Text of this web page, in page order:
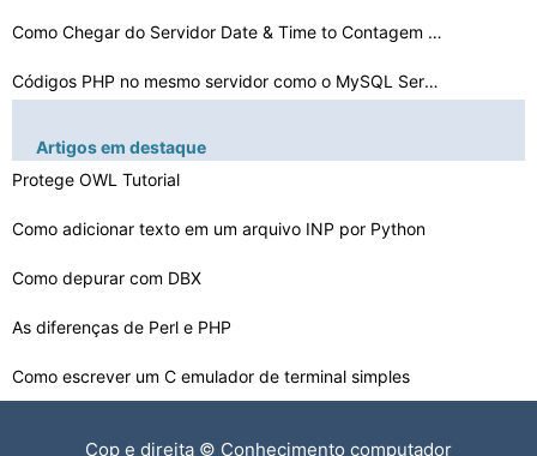
Como Chegar do Servidor Date & Time to Contagem regress…
Códigos PHP no mesmo servidor como o MySQL Server
Como bloquear subdomínios em PHP
Como depurar PHP Crashes
Como criptografar e Watermark um PHP PDF
PHP para remover Matriz Multi- Duplicatas
Artigos em destaque
Protege OWL Tutorial
Como adicionar texto em um arquivo INP por Python
Como depurar com DBX
As diferenças de Perl e PHP
Como escrever um C emulador de terminal simples
Cop e direita © Conhecimento computador